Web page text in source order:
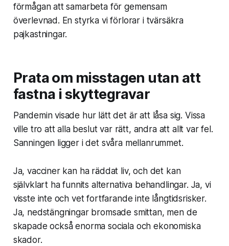
förmågan att samarbeta för gemensam
överlevnad. En styrka vi förlorar i tvärsäkra
pajkastningar.
Prata om misstagen utan att
fastna i skyttegravar
Pandemin visade hur lätt det är att låsa sig. Vissa
ville tro att alla beslut var rätt, andra att allt var fel.
Sanningen ligger i det svåra mellanrummet.
Ja, vacciner kan ha räddat liv, och det kan
självklart ha funnits alternativa behandlingar. Ja, vi
visste inte och vet fortfarande inte långtidsrisker.
Ja, nedstängningar bromsade smittan, men de
skapade också enorma sociala och ekonomiska
skador.